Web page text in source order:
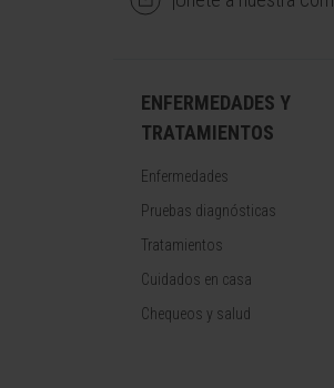
ENFERMEDADES Y
TRATAMIENTOS
Enfermedades
Pruebas diagnósticas
Tratamientos
Cuidados en casa
Chequeos y salud